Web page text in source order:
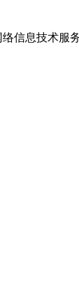
信息技术服